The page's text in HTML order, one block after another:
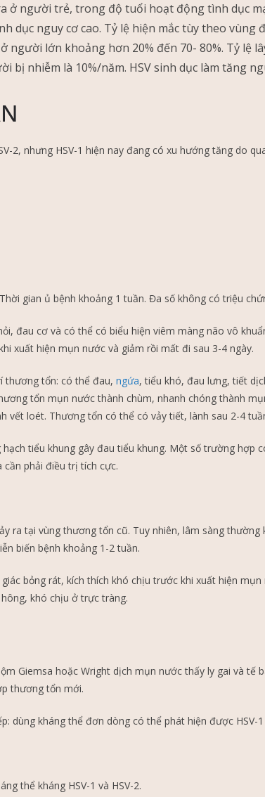
ở người trẻ, trong độ tuổi hoạt động tình dục
dục nguy cơ cao. Tỷ lệ hiện mắc tùy theo vùng
người lớn khoảng hơn 20% đến 70- 80%. Tỷ lệ
bị nhiễm là 10%/năm. HSV sinh dục làm tăng
2, nhưng HSV-1 hiện nay đang có xu hướng tăng do
gian ủ bệnh khoảng 1 tuần. Đa số không có triệu
đau cơ và có thể có biểu hiện viêm màng não vô
xuất hiện mụn nước và giảm rồi mất đi sau 3-4 ngày.
thương tổn: có thể đau, ngứa, tiểu khó, đau lưng, tiết
tổn mụn nước thành chùm, nhanh chóng thành
vết loét. Thương tổn có thể có vảy tiết, lành sau 2-4
tiểu khung gây đau tiểu khung. Một số trường hợp
phải điều trị tích cực.
ra tại vùng thương tổn cũ. Tuy nhiên, lâm sàng thường
biến bệnh khoảng 1-2 tuần.
bỏng rát, kích thích khó chịu trước khi xuất hiện
khó chịu ở trực tràng.
Giemsa hoặc Wright dịch mụn nước thấy ly gai và tế
thương tổn mới.
dùng kháng thể đơn dòng có thể phát hiện được HSV-1
thể kháng HSV-1 và HSV-2.